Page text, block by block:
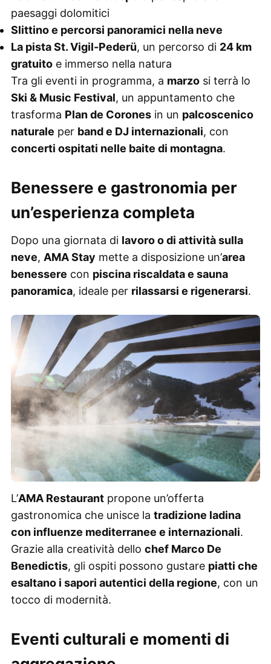
paesaggi dolomitici
Slittino e percorsi panoramici nella neve
La pista St. Vigil-Pederü, un percorso di 24 km
gratuitoe immerso nella natura
Tra gli eventi in programma, a marzosi terrà lo
Ski & Music Festival, un appuntamento che
trasforma Plan de Coronesin un palcoscenico
naturale per band e DJ internazionali, con
concerti ospitati nelle baite di montagna.
Benessere e gastronomia per
un’esperienza completa
Dopo una giornata di lavoro o di attività sulla
neve, AMA Stay mette a disposizione un’area
benessere con piscina riscaldata e sauna
panoramica, ideale per rilassarsi e rigenerarsi.
L’AMA Restaurantpropone un’offerta
gastronomica che unisce la tradizione ladina
con influenze mediterranee e internazionali.
Grazie alla creatività dello chef Marco De
Benedictis, gli ospiti possono gustare piatti che
esaltano i sapori autentici della regione, con un
tocco di modernità.
Eventi culturali e momenti di